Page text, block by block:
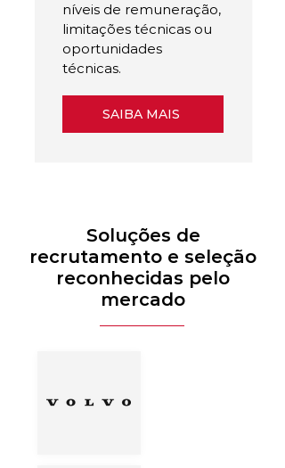
níveis de remuneração,
limitações técnicas ou
oportunidades
técnicas.
SAIBA MAIS
Soluções de
recrutamento e seleção
reconhecidas pelo
mercado